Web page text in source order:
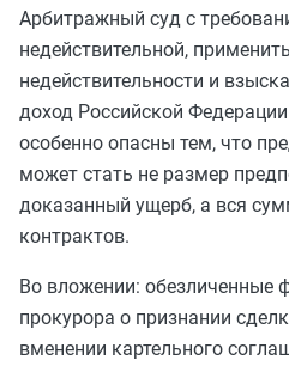
Арбитражный суд с
недействительной,
недействительности и
доход Российской
особенно опасны тем, что
может стать не размер
доказанный ущерб, а вся
контрактов.
Во вложении: обезличенные
прокурора о признании
вменении картельного